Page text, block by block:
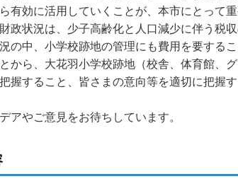
有効に活用していくことが、本市にとって
政状況は、少子高齢化と人口減少に伴う税
の中、小学校跡地の管理にも費用を要する
から、大花羽小学校跡地（校舎、体育館、
握すること、皆さまの意向等を適切に把握
アやご意見をお待ちしています。